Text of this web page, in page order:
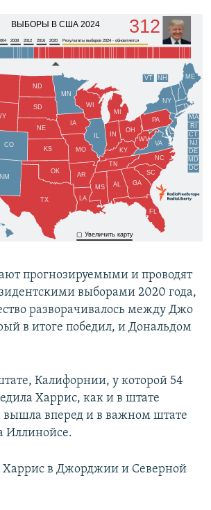
прогнозируемыми и проводят
выборами 2020 года,
разворачивалось между Джо
в итоге победил, и Дональдом
Калифорнии, у которой 54
Харрис, как и в штате
вперед и в важном штате
Иллинойсе.
Харрис в Джорджии и Северной